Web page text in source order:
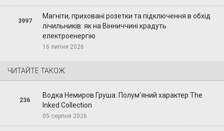
3997
Магніти, приховані розетки та підключення в обхід
лічильників: як на Вінниччині крадуть
електроенергію
16 липня 2026
ЧИТАЙТЕ ТАКОЖ
236
Водка Немиров Груша: Полум'яний характер The
Inked Collection
05 серпня 2026